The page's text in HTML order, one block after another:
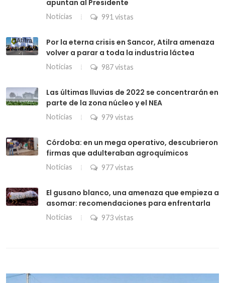
apuntan al Presidente
Noticias 991 vistas
Por la eterna crisis en Sancor, Atilra amenaza
volver a parar a toda la industria láctea
Noticias 987 vistas
Las últimas lluvias de 2022 se concentrarán en
parte de la zona núcleo y el NEA
Noticias 979 vistas
Córdoba: en un mega operativo, descubrieron
firmas que adulteraban agroquímicos
Noticias 977 vistas
El gusano blanco, una amenaza que empieza a
asomar: recomendaciones para enfrentarla
Noticias 973 vistas